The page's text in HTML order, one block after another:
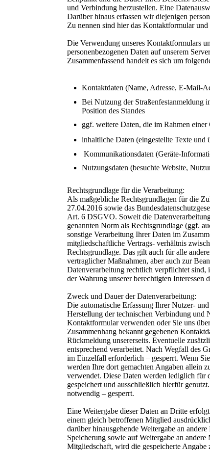
und Verbindung herzustellen. Eine
Darüber hinaus erfassen wir diejenigen
Zu nennen sind hier das Kontaktformular
Die Verwendung unseres Kontaktformulars
personenbezogenen Daten auf unserem
Zusammenfassend handelt es sich um
Kontaktdaten (Name, Adresse, E-Mail-
Bei Nutzung der Straßenfestanmeldung
Position des Standes
ggf. weitere Daten, die im Rahmen
inhaltliche Daten (eingestellte Texte und
Kommunikationsdaten (Geräte-
Nutzungsdaten (besuchte Website,
Rechtsgrundlage für die Verarbeitung:
Als maßgebliche Rechtsgrundlagen für die
27.04.2016 sowie das
Art. 6 DSGVO. Soweit die
genannten Norm als Rechtsgrundlage (ggf.
sonstige Verarbeitung Ihrer Daten im
mitgliedschaftliche Vertrags- verhältnis
Rechtsgrundlage. Das gilt auch für alle
vertraglicher Maßnahmen, aber auch zur
Datenverarbeitung rechtlich verpflichtet
der Wahrung unserer berechtigten
Zweck und Dauer der Datenverarbeitung:
Die automatische Erfassung Ihrer Nutzer-
Herstellung der technischen Verbindung und
Kontaktformular verwenden oder Sie uns
Zusammenhang bekannt gegebenen
Rückmeldung unsererseits. Eventuelle
entsprechend verarbeitet. Nach Wegfall des
im Einzelfall erforderlich – gesperrt. Wenn
werden Ihre dort gemachten Angaben allein
verwendet. Diese Daten werden lediglich für
gespeichert und ausschließlich hierfür
notwendig – gesperrt.
Eine Weitergabe dieser Daten an Dritte
einem gleich betroffenen Mitglied
darüber hinausgehende Weitergabe an
Speicherung sowie auf Weitergabe an
Mitgliedschaft, wird die gespeicherte